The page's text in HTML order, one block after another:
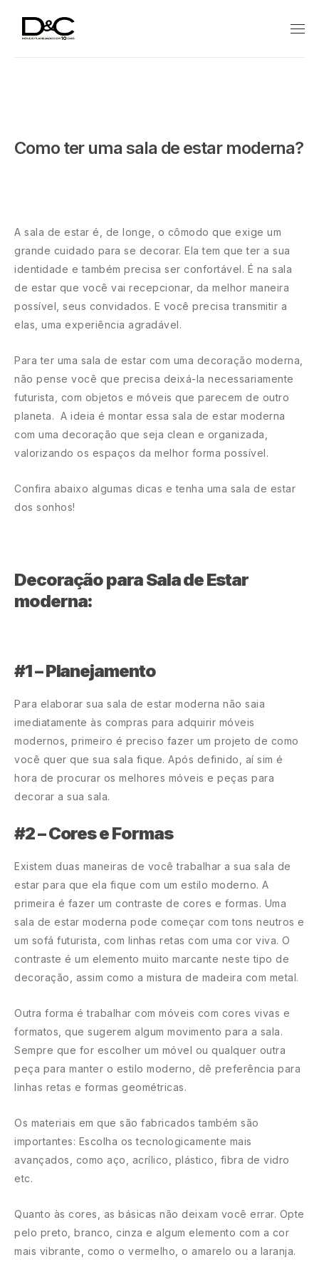
Como ter uma sala de estar moderna?
A sala de estar é, de longe, o cômodo que exige um
grande cuidado para se decorar. Ela tem que ter a sua
identidade e também precisa ser confortável. É na sala
de estar que você vai recepcionar, da melhor maneira
possível, seus convidados. E você precisa transmitir a
elas, uma experiência agradável.
Para ter uma sala de estar com uma decoração moderna,
não pense você que precisa deixá-la necessariamente
futurista, com objetos e móveis que parecem de outro
planeta. A ideia é montar essa sala de estar moderna
com uma decoração que seja clean e organizada,
valorizando os espaços da melhor forma possível.
Confira abaixo algumas dicas e tenha uma sala de estar
dos sonhos!
Decoração para Sala de Estar
moderna:
#1 – Planejamento
Para elaborar sua sala de estar moderna não saia
imediatamente às compras para adquirir móveis
modernos, primeiro é preciso fazer um projeto de como
você quer que sua sala fique. Após definido, aí sim é
hora de procurar os melhores móveis e peças para
decorar a sua sala.
#2 – Cores e Formas
Existem duas maneiras de você trabalhar a sua sala de
estar para que ela fique com um estilo moderno. A
primeira é fazer um contraste de cores e formas. Uma
sala de estar moderna pode começar com tons neutros e
um sofá futurista, com linhas retas com uma cor viva. O
contraste é um elemento muito marcante neste tipo de
decoração, assim como a mistura de madeira com metal.
Outra forma é trabalhar com móveis com cores vivas e
formatos, que sugerem algum movimento para a sala.
Sempre que for escolher um móvel ou qualquer outra
peça para manter o estilo moderno, dê preferência para
linhas retas e formas geométricas.
Os materiais em que são fabricados também são
importantes: Escolha os tecnologicamente mais
avançados, como aço, acrílico, plástico, fibra de vidro
etc.
Quanto às cores, as básicas não deixam você errar. Opte
pelo preto, branco, cinza e algum elemento com a cor
mais vibrante, como o vermelho, o amarelo ou a laranja.